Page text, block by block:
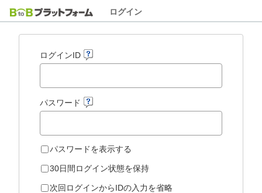
ログイン
ログインID
パスワード
パスワードを表示する
30日間ログイン状態を保持
次回ログインからIDの入力を省略